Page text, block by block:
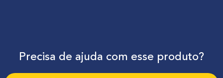
Precisa de ajuda com esse produto?